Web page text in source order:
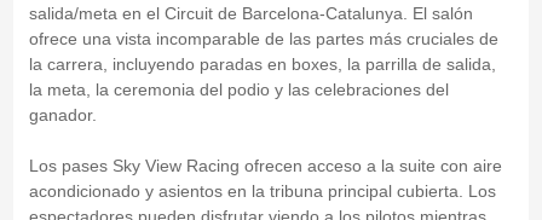
salida/meta en el Circuit de Barcelona-Catalunya. El salón
ofrece una vista incomparable de las partes más cruciales de
la carrera, incluyendo paradas en boxes, la parrilla de salida,
la meta, la ceremonia del podio y las celebraciones del
ganador.
Los pases Sky View Racing ofrecen acceso a la suite con aire
acondicionado y asientos en la tribuna principal cubierta. Los